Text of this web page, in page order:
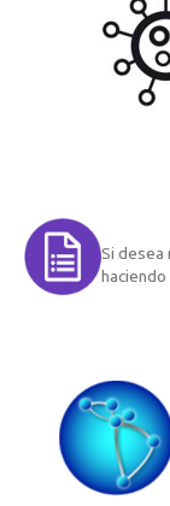
Si desea
haciendo